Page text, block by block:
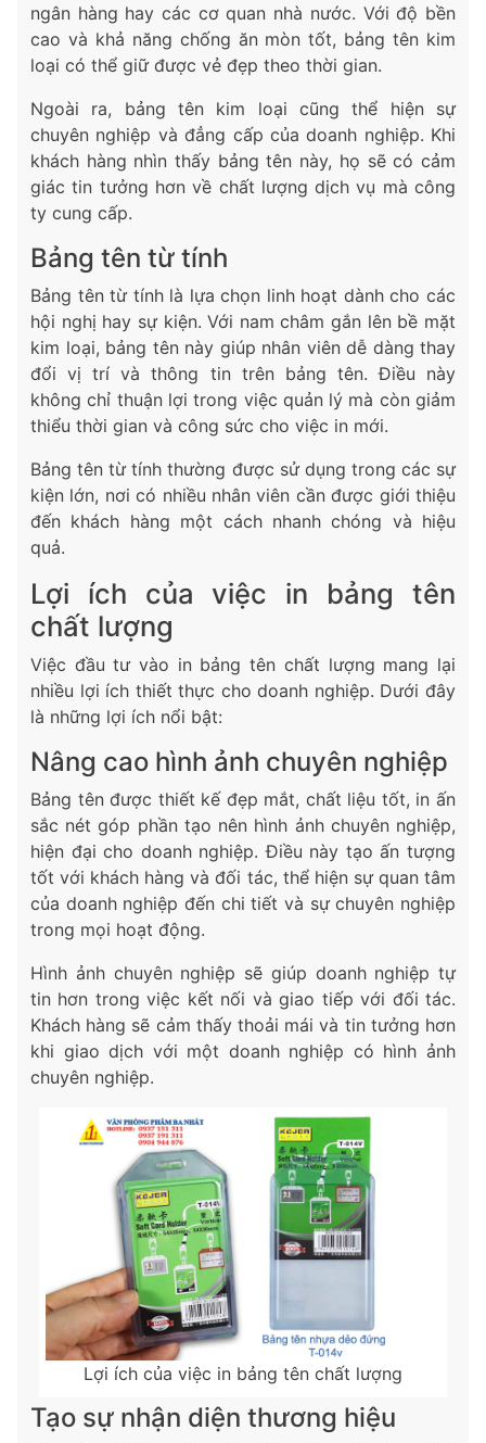
ngân hàng hay các cơ quan nhà nước. Với độ bền
cao và khả năng chống ăn mòn tốt, bảng tên kim
loại có thể giữ được vẻ đẹp theo thời gian.
Ngoài ra, bảng tên kim loại cũng thể hiện sự
chuyên nghiệp và đẳng cấp của doanh nghiệp. Khi
khách hàng nhìn thấy bảng tên này, họ sẽ có cảm
giác tin tưởng hơn về chất lượng dịch vụ mà công
ty cung cấp.
Bảng tên từ tính
Bảng tên từ tính là lựa chọn linh hoạt dành cho các
hội nghị hay sự kiện. Với nam châm gắn lên bề mặt
kim loại, bảng tên này giúp nhân viên dễ dàng thay
đổi vị trí và thông tin trên bảng tên. Điều này
không chỉ thuận lợi trong việc quản lý mà còn giảm
thiểu thời gian và công sức cho việc in mới.
Bảng tên từ tính thường được sử dụng trong các sự
kiện lớn, nơi có nhiều nhân viên cần được giới thiệu
đến khách hàng một cách nhanh chóng và hiệu
quả.
Lợi ích của việc in bảng tên
chất lượng
Việc đầu tư vào in bảng tên chất lượng mang lại
nhiều lợi ích thiết thực cho doanh nghiệp. Dưới đây
là những lợi ích nổi bật:
Nâng cao hình ảnh chuyên nghiệp
Bảng tên được thiết kế đẹp mắt, chất liệu tốt, in ấn
sắc nét góp phần tạo nên hình ảnh chuyên nghiệp,
hiện đại cho doanh nghiệp. Điều này tạo ấn tượng
tốt với khách hàng và đối tác, thể hiện sự quan tâm
của doanh nghiệp đến chi tiết và sự chuyên nghiệp
trong mọi hoạt động.
Hình ảnh chuyên nghiệp sẽ giúp doanh nghiệp tự
tin hơn trong việc kết nối và giao tiếp với đối tác.
Khách hàng sẽ cảm thấy thoải mái và tin tưởng hơn
khi giao dịch với một doanh nghiệp có hình ảnh
chuyên nghiệp.
Lợi ích của việc in bảng tên chất lượng
Tạo sự nhận diện thương hiệu